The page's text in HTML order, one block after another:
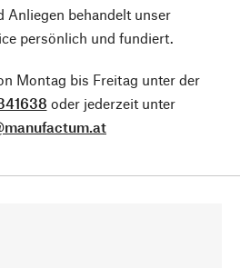
Anliegen behandelt unser
persönlich und fundiert.
Montag bis Freitag unter der
oder jederzeit unter